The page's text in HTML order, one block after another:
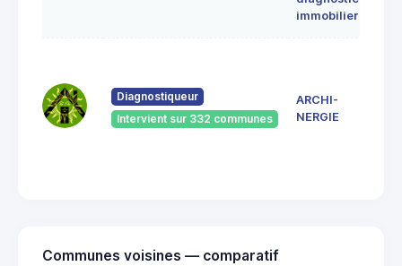
immobilier
Diagnostiqueur
Intervient sur 332 communes
ARCHI-
NERGIE
Communes voisines — comparatif